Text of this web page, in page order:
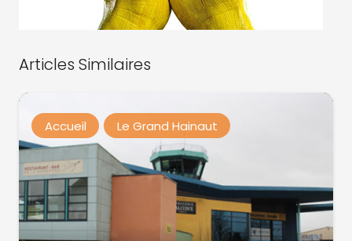
Articles Similaires
Accueil Le Grand Hainaut